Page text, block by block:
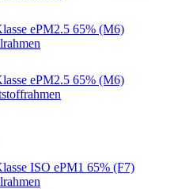
ePM2.5 65% (M6)
ePM2.5 65% (M6)
ISO ePM1 65% (F7)